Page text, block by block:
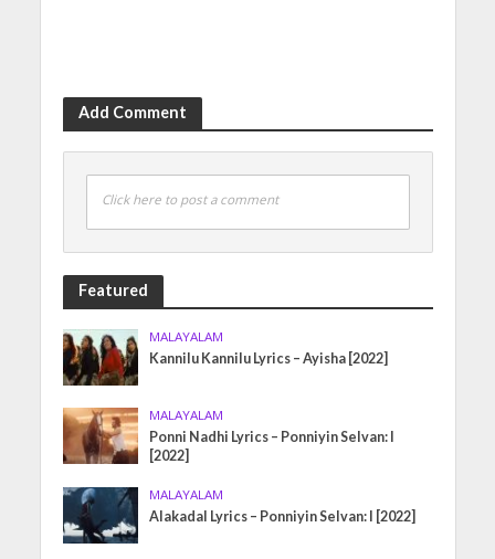
Add Comment
Click here to post a comment
Featured
MALAYALAM
Kannilu Kannilu Lyrics – Ayisha [2022]
MALAYALAM
Ponni Nadhi Lyrics – Ponniyin Selvan: I
[2022]
MALAYALAM
Alakadal Lyrics – Ponniyin Selvan: I [2022]